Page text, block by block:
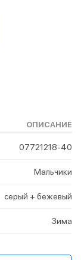
ОПИСАНИЕ
07721218-40
Мальчики
серый + бежевый
Зима